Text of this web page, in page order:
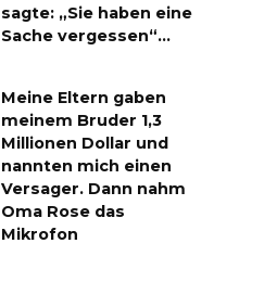
sagte: „Sie haben eine
Sache vergessen“…
Meine Eltern gaben
meinem Bruder 1,3
Millionen Dollar und
nannten mich einen
Versager. Dann nahm
Oma Rose das
Mikrofon